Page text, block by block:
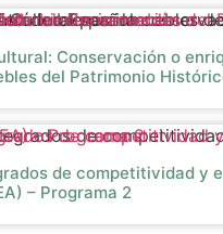
Español
Conservación o
del Patrimonio
en Andalucía (INCEA) – Programa 2
de competitividad y
– Programa 2